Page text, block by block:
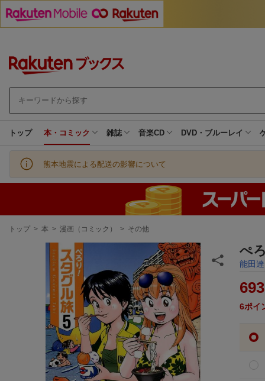
トップ 本・コミック 雑誌 音楽CD DVD・ブルーレイ
熊本地震による配送の影響について
現
トップ > 本 > 漫画（コミック） > その他
ぺ
能田
693
6ポイ